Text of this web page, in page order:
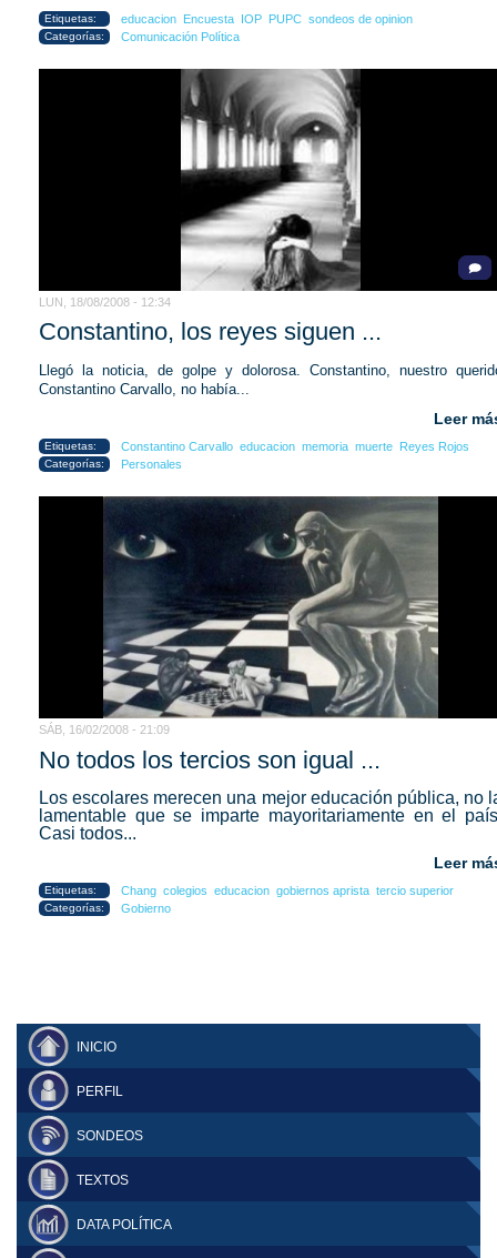
Etiquetas: educacion Encuesta IOP PUPC sondeos de opinion
Categorías: Comunicación Política
LUN, 18/08/2008 - 12:34
Constantino, los reyes siguen ...
Llegó la noticia, de golpe y dolorosa. Constantino, nuestro
Constantino Carvallo, no había...
Leer
Etiquetas: Constantino Carvallo educacion memoria muerte Reyes Rojos
Categorías: Personales
SÁB, 16/02/2008 - 21:09
No todos los tercios son igual ...
Los escolares merecen una mejor educación pública, no
lamentable que se imparte mayoritariamente en el
Casi todos...
Leer
Etiquetas: Chang colegios educacion gobiernos aprista tercio superior
Categorías: Gobierno
INICIO
PERFIL
SONDEOS
TEXTOS
DATA POLÍTICA